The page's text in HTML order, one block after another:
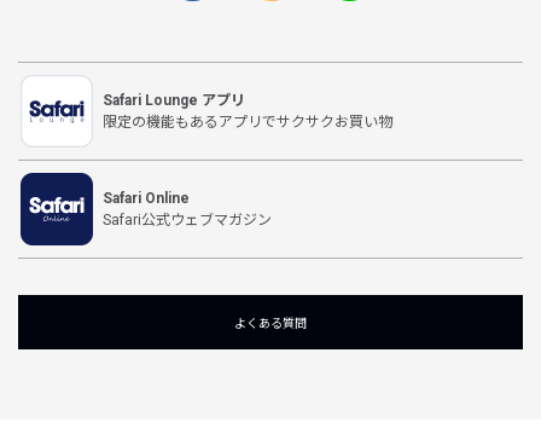
Safari Lounge アプリ
限定の機能もあるアプリでサクサクお買い物
Safari Online
Safari公式ウェブマガジン
よくある質問